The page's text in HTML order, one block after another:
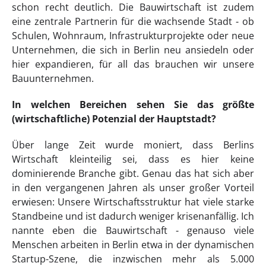
schon recht deutlich. Die Bauwirtschaft ist zudem
eine zentrale Partnerin für die wachsende Stadt - ob
Schulen, Wohnraum, Infrastrukturprojekte oder neue
Unternehmen, die sich in Berlin neu ansiedeln oder
hier expandieren, für all das brauchen wir unsere
Bauunternehmen.
In welchen Bereichen sehen Sie das größte
(wirtschaftliche) Potenzial der Hauptstadt?
Über lange Zeit wurde moniert, dass Berlins
Wirtschaft kleinteilig sei, dass es hier keine
dominierende Branche gibt. Genau das hat sich aber
in den vergangenen Jahren als unser großer Vorteil
erwiesen: Unsere Wirtschaftsstruktur hat viele starke
Standbeine und ist dadurch weniger krisenanfällig. Ich
nannte eben die Bauwirtschaft - genauso viele
Menschen arbeiten in Berlin etwa in der dynamischen
Startup-Szene, die inzwischen mehr als 5.000